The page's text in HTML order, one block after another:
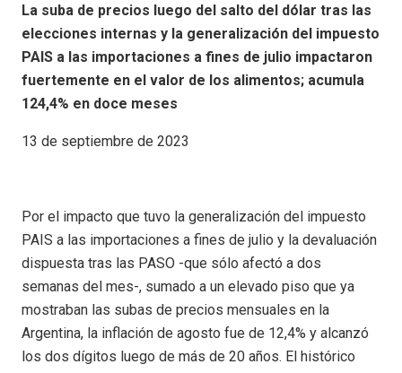
La suba de precios luego del salto del dólar tras las
elecciones internas y la generalización del impuesto
PAIS a las importaciones a fines de julio impactaron
fuertemente en el valor de los alimentos; acumula
124,4% en doce meses
13 de septiembre de 2023
Por el impacto que tuvo la generalización del impuesto
PAIS a las importaciones a fines de julio y la devaluación
dispuesta tras las PASO -que sólo afectó a dos
semanas del mes-, sumado a un elevado piso que ya
mostraban las subas de precios mensuales en la
Argentina, la inflación de agosto fue de 12,4% y alcanzó
los dos dígitos luego de más de 20 años. El histórico